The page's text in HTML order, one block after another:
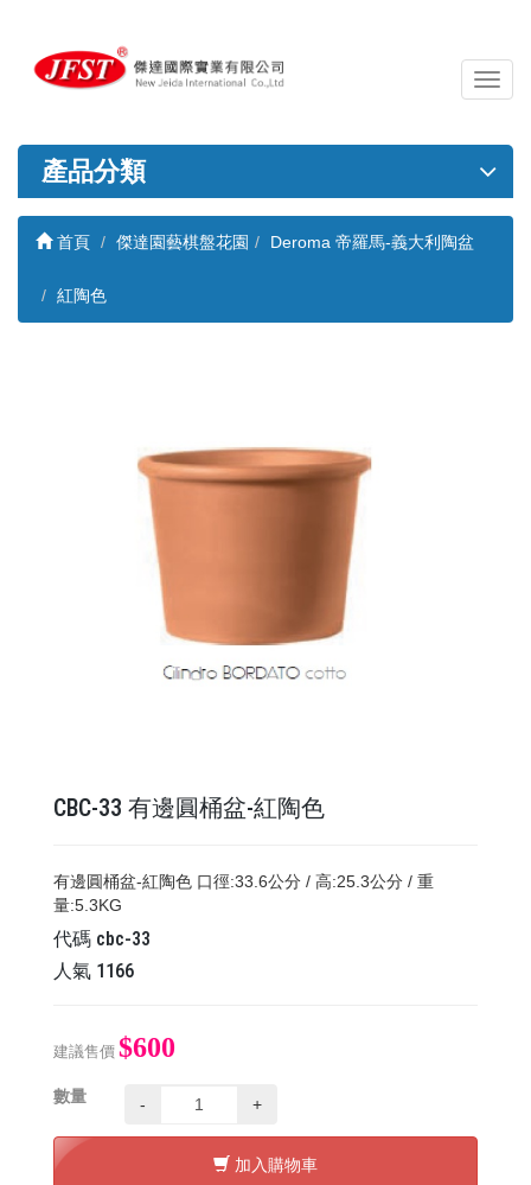
導
覽
關
產品分類
首頁 傑達園藝棋盤花園 Deroma 帝羅馬-義大利陶盆
紅陶色
CBC-33 有邊圓桶盆-紅陶色
有邊圓桶盆-紅陶色 口徑:33.6公分 / 高:25.3公分 / 重
量:5.3KG
代碼 cbc-33
人氣 1166
建議售價 $600
數量 - +
加入購物車